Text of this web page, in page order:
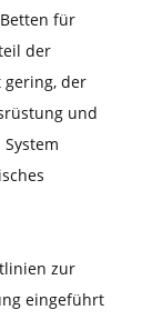
für
der
gering, der
und
zur
eingeführt